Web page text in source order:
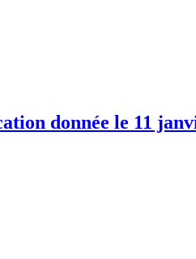
donnée le 11